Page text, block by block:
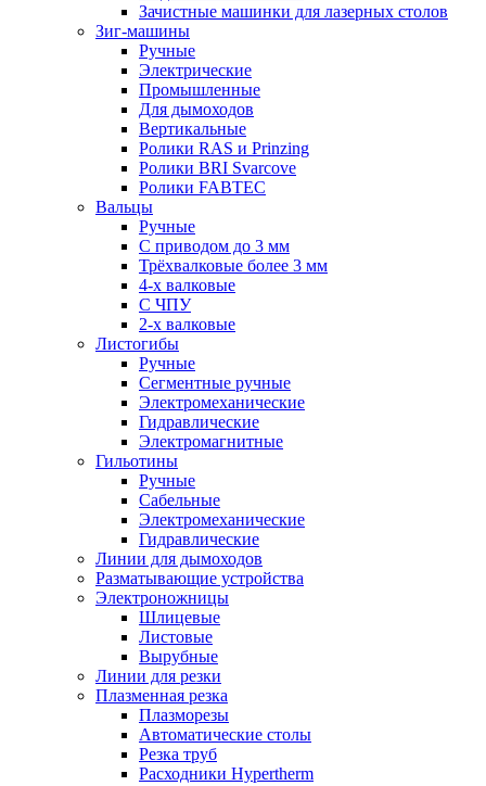
Зачистные машинки для лазерных столов
Зиг-машины
Ручные
Электрические
Промышленные
Для дымоходов
Вертикальные
Ролики RAS и Prinzing
Ролики BRI Svarcove
Ролики FABTEC
Вальцы
Ручные
С приводом до 3 мм
Трёхвалковые более 3 мм
4-х валковые
С ЧПУ
2-х валковые
Листогибы
Ручные
Сегментные ручные
Электромеханические
Гидравлические
Электромагнитные
Гильотины
Ручные
Сабельные
Электромеханические
Гидравлические
Линии для дымоходов
Разматывающие устройства
Электроножницы
Шлицевые
Листовые
Вырубные
Линии для резки
Плазменная резка
Плазморезы
Автоматические столы
Резка труб
Расходники Hypertherm